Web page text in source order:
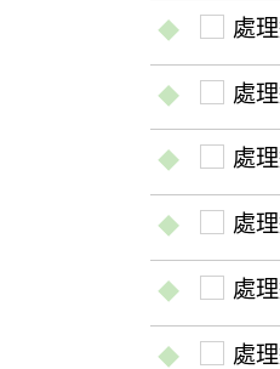
處
處
處
處
處
處